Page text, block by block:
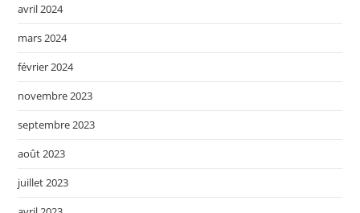
avril 2024
mars 2024
février 2024
novembre 2023
septembre 2023
août 2023
juillet 2023